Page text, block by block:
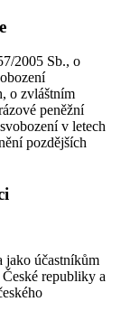
2005 Sb., o
o zvláštním
peněžní
v letech
pozdějších
jako účastníkům
republiky a